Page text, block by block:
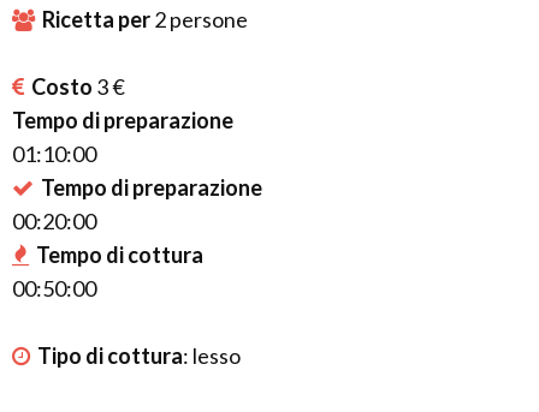
Ricetta per2persone
Costo 3 €
Tempo di preparazione
01:10:00
Tempo di preparazione
00:20:00
Tempo di cottura
00:50:00
Tipo di cottura: lesso